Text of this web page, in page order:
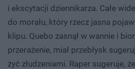
i ekscytacji dziennikarza. Całe
do morału, który rzecz jasna
klipu. Quebo zasnął w wannie i
przerażenie, miał przebłysk
żyć złudzeniami. Raper sugeruje,